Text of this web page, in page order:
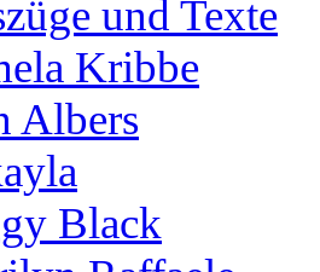
und Texte
Kribbe
Albers
Black